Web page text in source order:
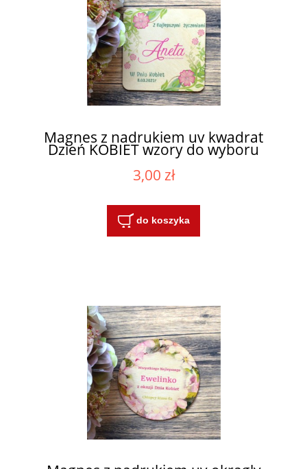
Magnes z nadrukiem uv kwadrat
Dzień KOBIET wzory do wyboru
3,00 zł
do koszyka